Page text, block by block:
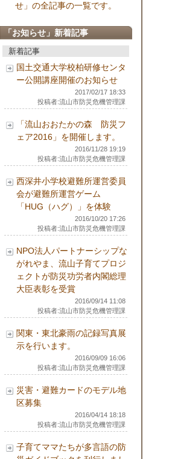
せ」の全記事の一覧です。
「お知らせ」新着記事
新着記事
国土交通大学校柏研修センタ
ー公開講座開催のお知らせ
2017/02/17 18:33
投稿者:流山市防災危機管理課
「流山おおたかの森 防災フ
ェア2016」を開催します。
2016/11/28 19:19
投稿者:流山市防災危機管理課
西深井小学校避難所運営委員
会が避難所運営ゲーム
「HUG（ハグ）」を体験
2016/10/20 17:26
投稿者:流山市防災危機管理課
NPO法人パートナーシップな
がれやま、流山子育てプロジ
ェクトが防災功労者内閣総理
大臣表彰を受賞
2016/09/14 11:08
投稿者:流山市防災危機管理課
関東・東北豪雨の記録写真展
示を行います。
2016/09/09 16:06
投稿者:流山市防災危機管理課
災害・避難カードのモデル地
区募集
2016/04/14 18:18
投稿者:流山市防災危機管理課
子育てママたちが多言語の防